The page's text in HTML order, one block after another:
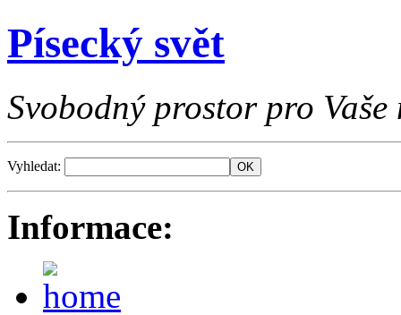
Písecký svět
Svobodný prostor pro Vaše
Vyhledat:
Informace: